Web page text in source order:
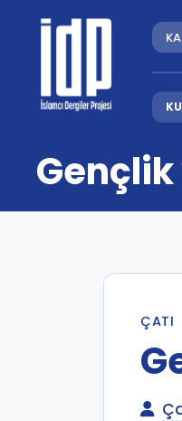
ÇATI